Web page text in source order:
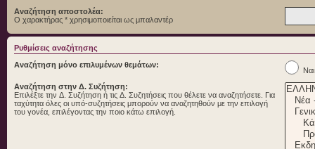
Αναζήτηση αποστολέα:
Ο χαρακτήρας * χρησιμοποιείται ως μπαλαντέρ
Ρυθμίσεις αναζήτησης
Αναζήτηση μόνο επιλυμένων θεμάτων:
Ναι
Αναζήτηση στην Δ. Συζήτηση:
Επιλέξτε την Δ. Συζήτηση ή τις Δ. Συζητήσεις που θέλετε να αναζητήσετε. Για
ταχύτητα όλες οι υπό-συζητήσεις μπορούν να αναζητηθούν με την επιλογή
του γονέα, επιλέγοντας την ποιο κάτω επιλογή.